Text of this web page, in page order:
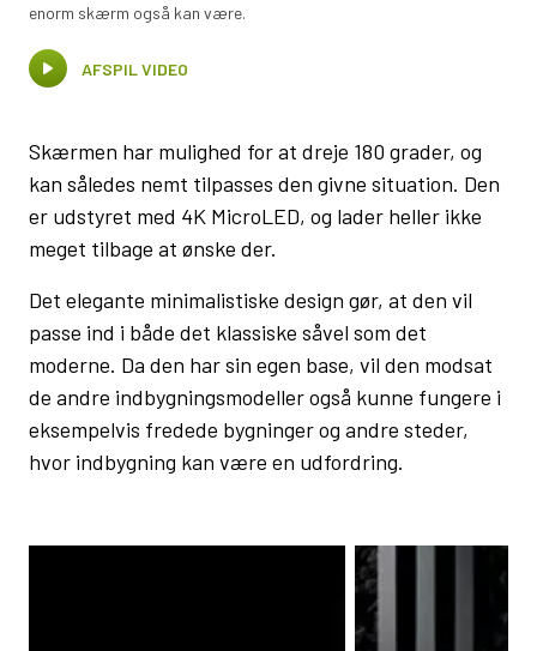
enorm skærm også kan være.
AFSPIL VIDEO
Skærmen har mulighed for at dreje 180 grader, og
kan således nemt tilpasses den givne situation. Den
er udstyret med 4K MicroLED, og lader heller ikke
meget tilbage at ønske der.
Det elegante minimalistiske design gør, at den vil
passe ind i både det klassiske såvel som det
moderne. Da den har sin egen base, vil den modsat
de andre indbygningsmodeller også kunne fungere i
eksempelvis fredede bygninger og andre steder,
hvor indbygning kan være en udfordring.